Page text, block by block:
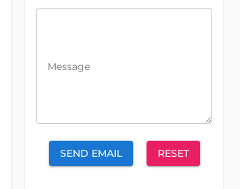
Message
SEND EMAIL RESET